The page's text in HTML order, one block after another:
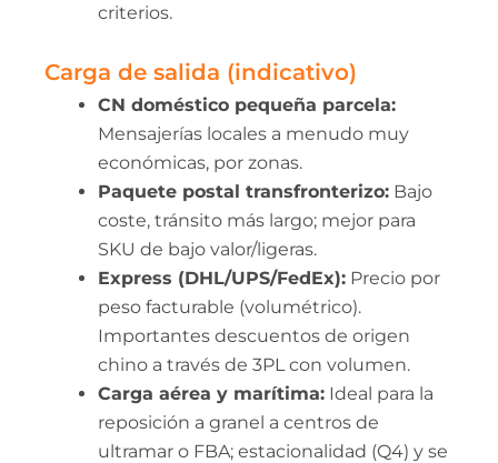
criterios.
Carga de salida (indicativo)
CN doméstico pequeña parcela:
Mensajerías locales a menudo muy
económicas, por zonas.
Paquete postal transfronterizo:Bajo
coste, tránsito más largo; mejor para
SKU de bajo valor/ligeras.
Express (DHL/UPS/FedEx):Precio por
peso facturable (volumétrico).
Importantes descuentos de origen
chino a través de 3PL con volumen.
Carga aérea y marítima:Ideal para la
reposición a granel a centros de
ultramar o FBA; estacionalidad (Q4) y se